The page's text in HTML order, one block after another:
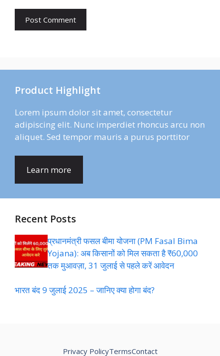
Product Highlight
Lorem ipsum dolor sit amet, consectetur
adipiscing elit. Nunc imperdiet rhoncus arcu non
aliquet. Sed tempor mauris a purus porttitor
Learn more
Recent Posts
प्रधानमंत्री फसल बीमा योजना (PM Fasal Bima
Yojana): अब किसानों को मिल सकता है ₹60,000
तक मुआवज़ा, 31 जुलाई से पहले करें आवेदन
भारत बंद 9 जुलाई 2025 – जानिए क्या होगा बंद?
Privacy PolicyTermsContact